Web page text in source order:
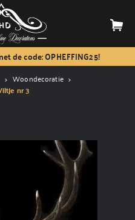
de code: OPHEFFING25!
Woondecoratie
nr 3